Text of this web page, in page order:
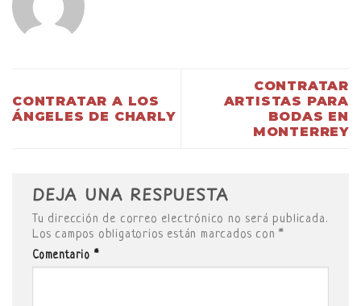
CONTRATAR A LOS
ÁNGELES DE CHARLY
CONTRATAR
ARTISTAS PARA
BODAS EN
MONTERREY
DEJA UNA RESPUESTA
Tu dirección de correo electrónico no será publicada.
Los campos obligatorios están marcados con*
Comentario *